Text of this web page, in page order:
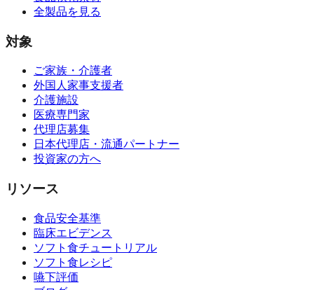
全製品を見る
対象
ご家族・介護者
外国人家事支援者
介護施設
医療専門家
代理店募集
日本代理店・流通パートナー
投資家の方へ
リソース
食品安全基準
臨床エビデンス
ソフト食チュートリアル
ソフト食レシピ
嚥下評価